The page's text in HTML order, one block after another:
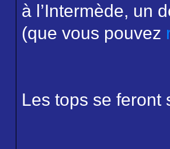
à l’Intermède, un
(que vous pouvez
Les tops se feront